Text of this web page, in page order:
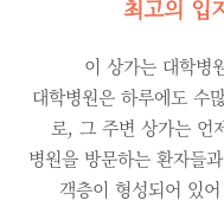
최고의 입
이 상가는 대학병
대학병원은 하루에도 수
로, 그 주변 상가는 언
병원을 방문하는 환자들
객층이 형성되어 있